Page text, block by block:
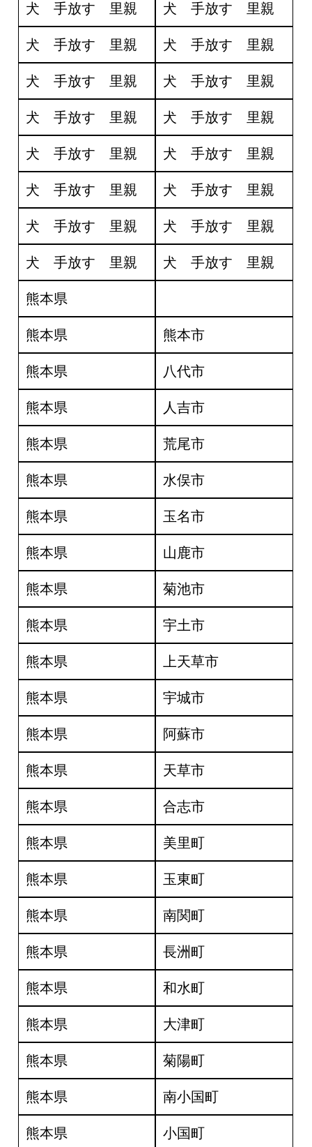
犬 手放す 里親 犬 手放す 里親
犬 手放す 里親 犬 手放す 里親
犬 手放す 里親 犬 手放す 里親
犬 手放す 里親 犬 手放す 里親
犬 手放す 里親 犬 手放す 里親
犬 手放す 里親 犬 手放す 里親
犬 手放す 里親 犬 手放す 里親
犬 手放す 里親 犬 手放す 里親
熊本県
熊本県 熊本市
熊本県 八代市
熊本県 人吉市
熊本県 荒尾市
熊本県 水俣市
熊本県 玉名市
熊本県 山鹿市
熊本県 菊池市
熊本県 宇土市
熊本県 上天草市
熊本県 宇城市
熊本県 阿蘇市
熊本県 天草市
熊本県 合志市
熊本県 美里町
熊本県 玉東町
熊本県 南関町
熊本県 長洲町
熊本県 和水町
熊本県 大津町
熊本県 菊陽町
熊本県 南小国町
熊本県 小国町